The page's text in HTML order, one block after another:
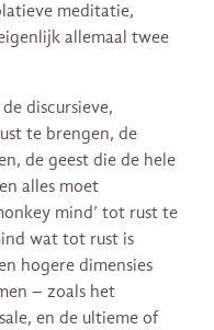
meditatie,
allemaal twee
discursieve,
te brengen, de
de geest die de hele
alles moet
mind’ tot rust te
wat tot rust is
hogere dimensies
– zoals het
en de ultieme of